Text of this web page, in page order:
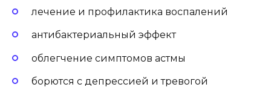
лечение и профилактика воспалений
антибактериальный эффект
облегчение симптомов астмы
борются с депрессией и тревогой